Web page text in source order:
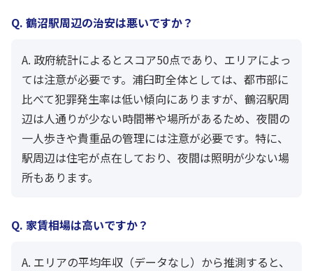
Q. 鶴沼駅周辺の治安は悪いですか？
A. 政府統計によるとスコア50点であり、エリアによっ
ては注意が必要です。浦臼町全体としては、都市部に
比べて犯罪発生率は低い傾向にありますが、鶴沼駅周
辺は人通りが少ない時間帯や場所があるため、夜間の
一人歩きや貴重品の管理には注意が必要です。特に、
駅周辺は住宅が点在しており、夜間は照明が少ない場
所もあります。
Q. 家賃相場は高いですか？
A. エリアの平均年収（データなし）から推測すると、